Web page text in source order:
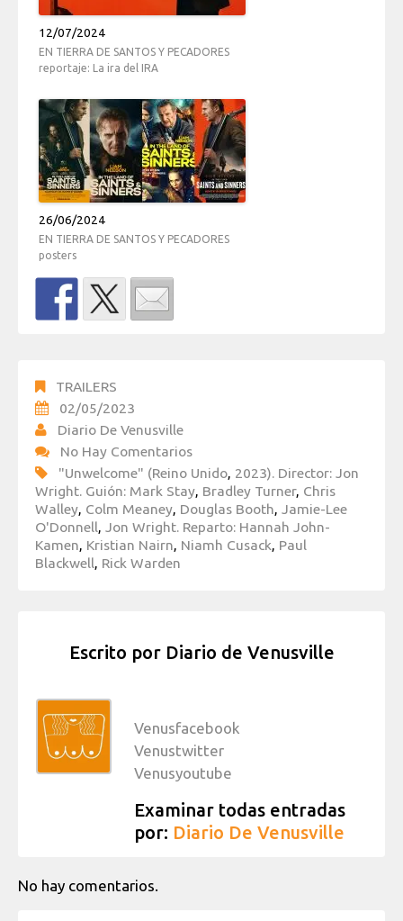
12/07/2024
EN TIERRA DE SANTOS Y PECADORES
reportaje: La ira del IRA
26/06/2024
EN TIERRA DE SANTOS Y PECADORES
posters
TRAILERS
02/05/2023
Diario De Venusville
No Hay Comentarios
"Unwelcome" (Reino Unido, 2023). Director: Jon
Wright. Guión: Mark Stay, Bradley Turner, Chris
Walley, Colm Meaney, Douglas Booth, Jamie-Lee
O'Donnell, Jon Wright. Reparto: Hannah John-
Kamen, Kristian Nairn, Niamh Cusack, Paul
Blackwell, Rick Warden
Escrito por Diario de Venusville
Venusfacebook
Venustwitter
Venusyoutube
Examinar todas entradas
por: Diario De Venusville
No hay comentarios.